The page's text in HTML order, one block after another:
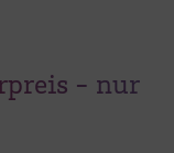
- nur